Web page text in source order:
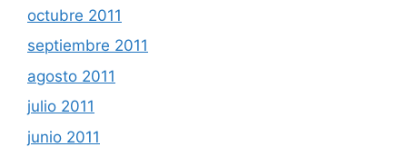
octubre 2011
septiembre 2011
agosto 2011
julio 2011
junio 2011